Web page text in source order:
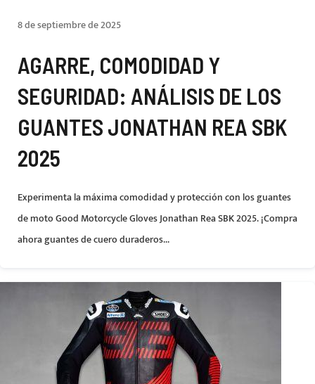
8 de septiembre de 2025
AGARRE, COMODIDAD Y
SEGURIDAD: ANÁLISIS DE LOS
GUANTES JONATHAN REA SBK
2025
Experimenta la máxima comodidad y protección con los guantes
de moto Good Motorcycle Gloves Jonathan Rea SBK 2025. ¡Compra
ahora guantes de cuero duraderos...